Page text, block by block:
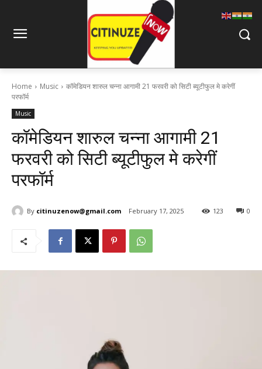
Home Music
कॉमेडियन शारुल चन्ना आगामी 21 फरवरी को सिटी ब्यूटीफुल मे करेगीं
परफॉर्म
Music
कॉमेडियन शारुल चन्ना आगामी 21
फरवरी को सिटी ब्यूटीफुल मे करेगीं
परफॉर्म
By citinuzenow@gmail.com February 17, 2025 0
123